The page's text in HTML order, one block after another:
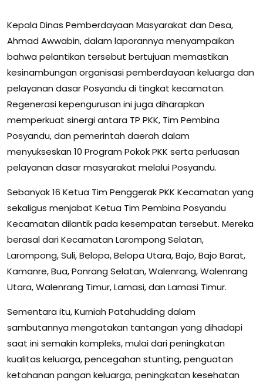
Kepala Dinas Pemberdayaan Masyarakat dan Desa,
Ahmad Awwabin, dalam laporannya menyampaikan
bahwa pelantikan tersebut bertujuan memastikan
kesinambungan organisasi pemberdayaan keluarga dan
pelayanan dasar Posyandu di tingkat kecamatan.
Regenerasi kepengurusan ini juga diharapkan
memperkuat sinergi antara TP PKK, Tim Pembina
Posyandu, dan pemerintah daerah dalam
menyukseskan 10 Program Pokok PKK serta perluasan
pelayanan dasar masyarakat melalui Posyandu.
Sebanyak 16 Ketua Tim Penggerak PKK Kecamatan yang
sekaligus menjabat Ketua Tim Pembina Posyandu
Kecamatan dilantik pada kesempatan tersebut. Mereka
berasal dari Kecamatan Larompong Selatan,
Larompong, Suli, Belopa, Belopa Utara, Bajo, Bajo Barat,
Kamanre, Bua, Ponrang Selatan, Walenrang, Walenrang
Utara, Walenrang Timur, Lamasi, dan Lamasi Timur.
Sementara itu, Kurniah Patahudding dalam
sambutannya mengatakan tantangan yang dihadapi
saat ini semakin kompleks, mulai dari peningkatan
kualitas keluarga, pencegahan stunting, penguatan
ketahanan pangan keluarga, peningkatan kesehatan